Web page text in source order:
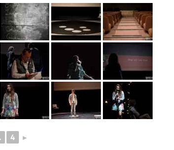
4 ►